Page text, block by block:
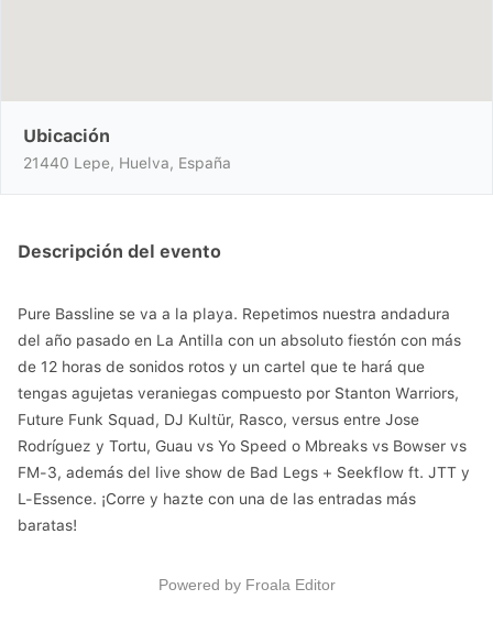
Ubicación
21440 Lepe, Huelva, España
Descripción del evento
Pure Bassline se va a la playa. Repetimos nuestra andadura
del año pasado en La Antilla con un absoluto fiestón con más
de 12 horas de sonidos rotos y un cartel que te hará que
tengas agujetas veraniegas compuesto por Stanton Warriors,
Future Funk Squad, DJ Kultür, Rasco, versus entre Jose
Rodríguez y Tortu, Guau vs Yo Speed o Mbreaks vs Bowser vs
FM-3, además del live show de Bad Legs + Seekflow ft. JTT y
L-Essence. ¡Corre y hazte con una de las entradas más
baratas!
Powered by Froala Editor